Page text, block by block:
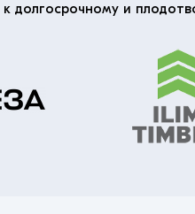
долгосрочному и